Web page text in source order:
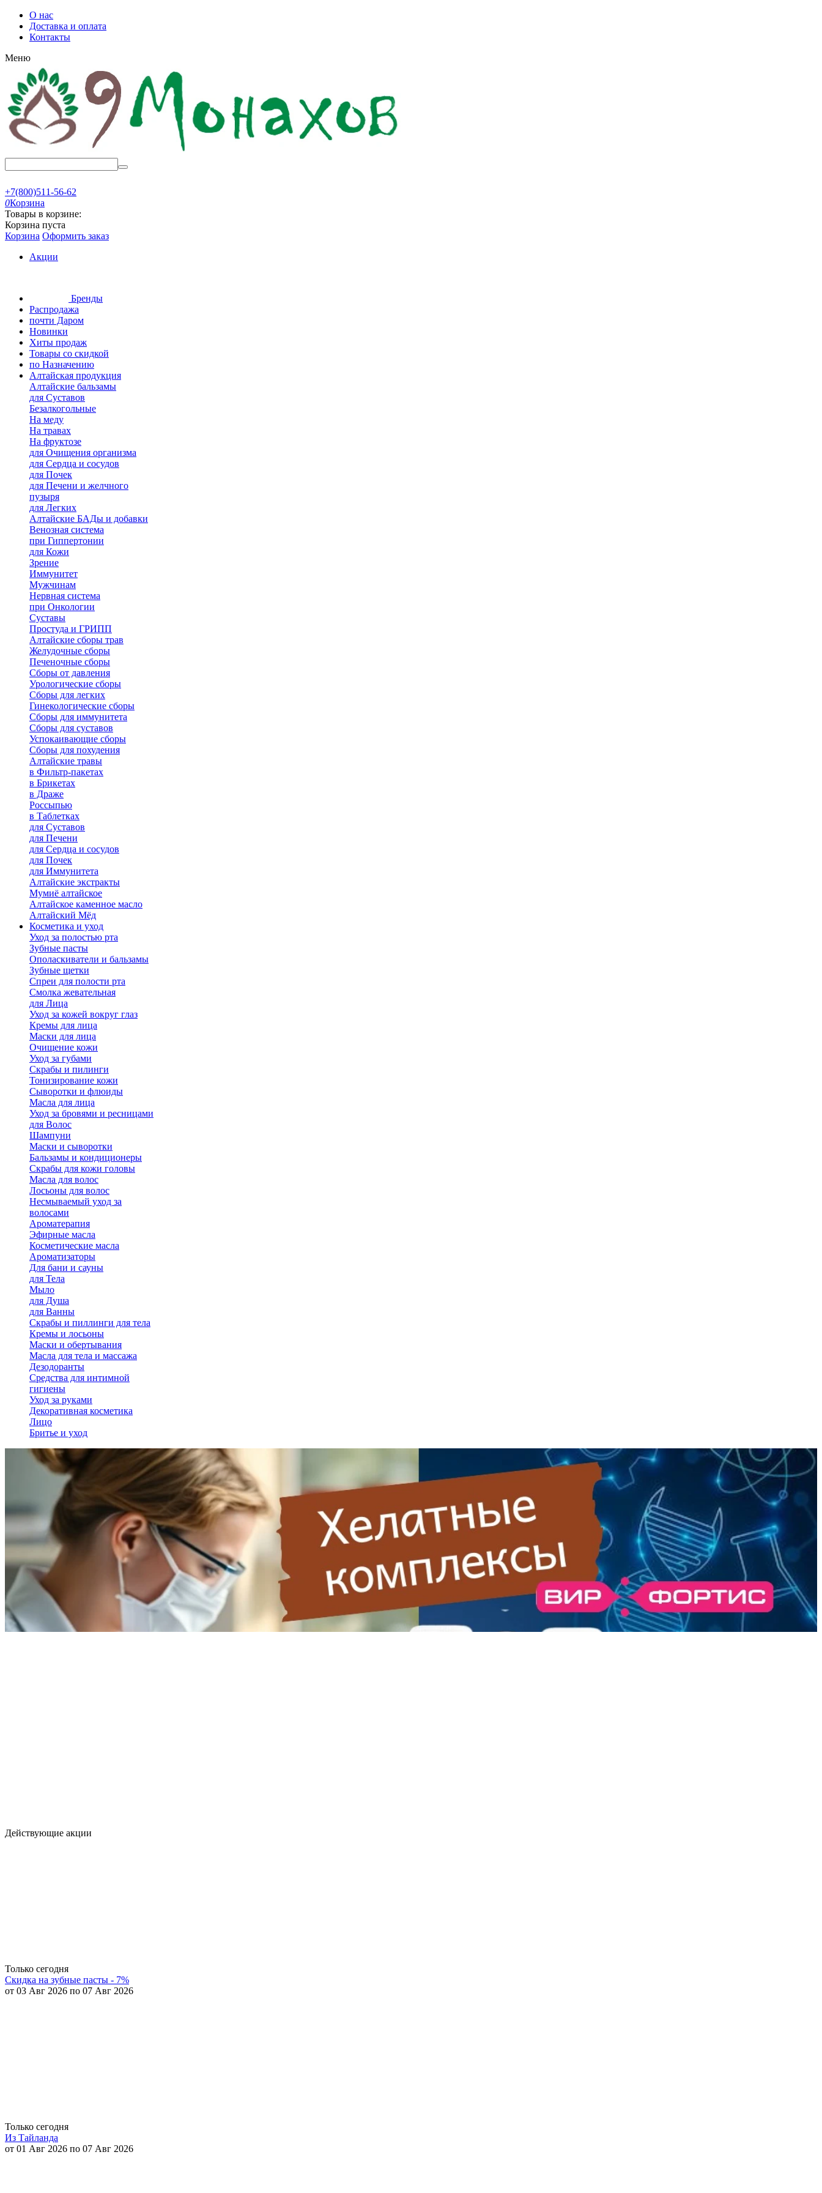
О нас
Доставка и оплата
Контакты
Меню
+7(800)511-56-62
0Корзина
Товары в корзине:
Корзина пуста
Корзина Оформить заказ
Акции
Бренды
Распродажа
почти Даром
Новинки
Хиты продаж
Товары со скидкой
по Назначению
Алтайская продукция
Алтайские бальзамы
для Суставов
Безалкогольные
На меду
На травах
На фруктозе
для Очищения организма
для Сердца и сосудов
для Почек
для Печени и желчного
пузыря
для Легких
Алтайские БАДы и добавки
Венозная система
при Гиппертонии
для Кожи
Зрение
Иммунитет
Мужчинам
Нервная система
при Онкологии
Суставы
Простуда и ГРИПП
Алтайские сборы трав
Желудочные сборы
Печеночные сборы
Сборы от давления
Урологические сборы
Сборы для легких
Гинекологические сборы
Сборы для иммунитета
Сборы для суставов
Успокаивающие сборы
Сборы для похудения
Алтайские травы
в Фильтр-пакетах
в Брикетах
в Драже
Россыпью
в Таблетках
для Cуставов
для Печени
для Сердца и сосудов
для Почек
для Иммунитета
Алтайские экстракты
Мумиё алтайское
Алтайское каменное масло
Алтайский Мёд
Косметика и уход
Уход за полостью рта
Зубные пасты
Ополаскиватели и бальзамы
Зубные щетки
Спреи для полости рта
Смолка жевательная
для Лица
Уход за кожей вокруг глаз
Кремы для лица
Маски для лица
Очищение кожи
Уход за губами
Скрабы и пилинги
Тонизирование кожи
Сыворотки и флюиды
Масла для лица
Уход за бровями и ресницами
для Волос
Шампуни
Маски и сыворотки
Бальзамы и кондиционеры
Скрабы для кожи головы
Масла для волос
Лосьоны для волос
Несмываемый уход за
волосами
Ароматерапия
Эфирные масла
Косметические масла
Ароматизаторы
Для бани и сауны
для Тела
Мыло
для Душа
для Ванны
Скрабы и пиллинги для тела
Кремы и лосьоны
Маски и обертывания
Масла для тела и массажа
Дезодоранты
Средства для интимной
гигиены
Уход за руками
Декоративная косметика
Лицо
Бритье и уход
Действующие акции
Только сегодня
Скидка на зубные пасты - 7%
от 03 Авг 2026 по 07 Авг 2026
Только сегодня
Из Тайланда
от 01 Авг 2026 по 07 Авг 2026